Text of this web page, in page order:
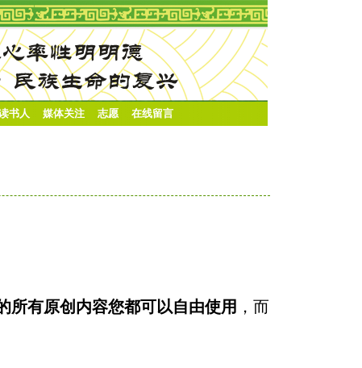
书人 媒体关注 志愿 在线留言
所有原创内容您都可以自由使用 ，而